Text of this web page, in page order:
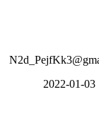
2022-01-03